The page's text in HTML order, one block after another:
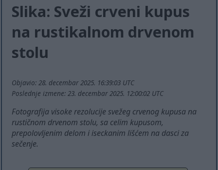
Slika: Sveži crveni kupus
na rustikalnom drvenom
stolu
Objavio: 28. decembar 2025. 16:39:03 UTC
Poslednje izmene: 23. decembar 2025. 12:00:02 UTC
Fotografija visoke rezolucije svežeg crvenog kupusa na
rustičnom drvenom stolu, sa celim kupusom,
prepolovljenim delom i iseckanim lišćem na dasci za
sečenje.